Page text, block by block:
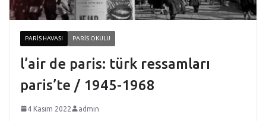
PARIS HAVASI PARIS OKULU
l’air de paris: türk ressamları
paris’te / 1945-1968
4 Kasım 2022 admin